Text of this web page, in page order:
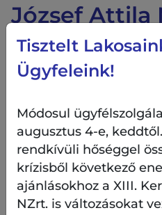
József Attila
Napok –
séta Radnóti
Időpont:
Tisztelt
Ügyfeleink!
Módosul
augusztus 4-e,
rendkívüli hőséggel
krízisből következő
ajánlásokhoz a XIII.
NZrt. is változásokat